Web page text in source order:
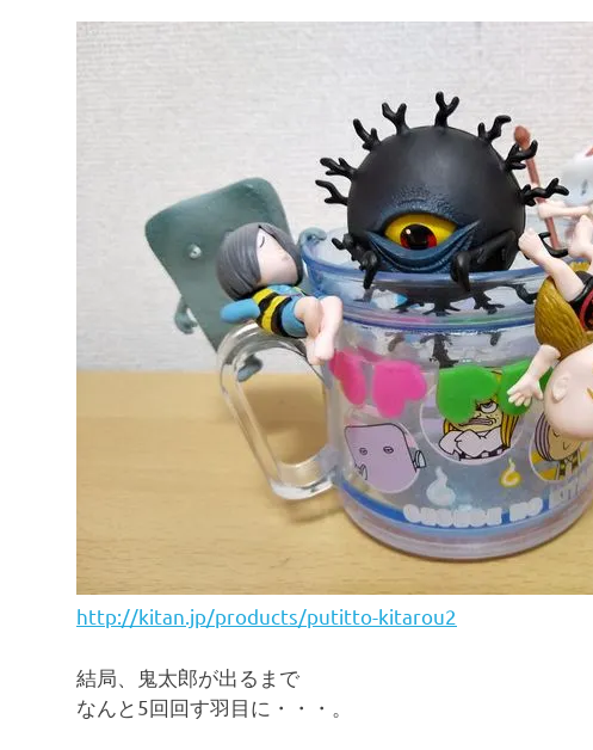
http://kitan.jp/products/putitto-kitarou2
結局、鬼太郎が出るまで
なんと5回回す羽目に・・・。